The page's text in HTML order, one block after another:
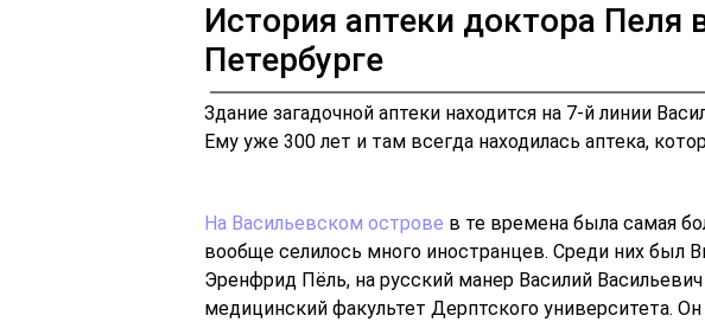
История аптеки доктора Пеля
Петербурге
Здание загадочной аптеки находится на 7-й линии
Ему уже 300 лет и там всегда находилась аптека,
На Васильевском острове в те времена была самая
вообще селилось много иностранцев. Среди них был
Эренфрид Пёль, на русский манер Василий
медицинский факультет Дерптского университета.